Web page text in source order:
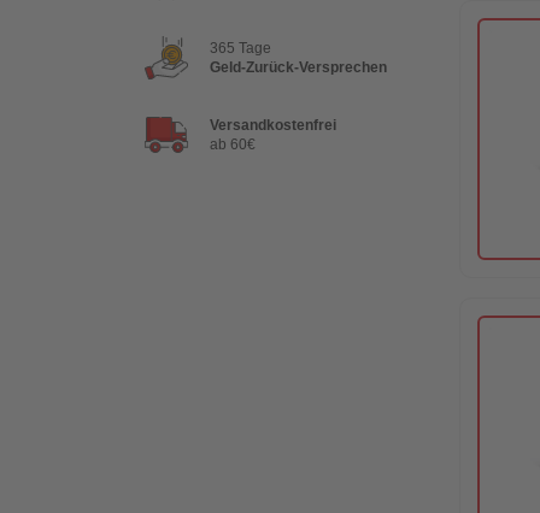
365 Tage
Geld-Zurück-Versprechen
Versandkostenfrei
ab 60€